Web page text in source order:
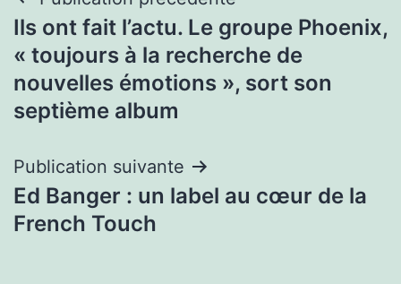
de
l’article
Ils ont fait l’actu. Le groupe Phoenix,
« toujours à la recherche de
nouvelles émotions », sort son
septième album
Publication suivante
Ed Banger : un label au cœur de la
French Touch